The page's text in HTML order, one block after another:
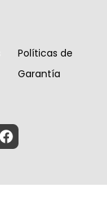
Políticas de
Garantía